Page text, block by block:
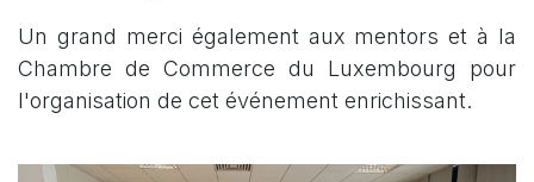
Un grand merci également aux mentors et à la
Chambre de Commerce du Luxembourg pour
l'organisation de cet événement enrichissant.